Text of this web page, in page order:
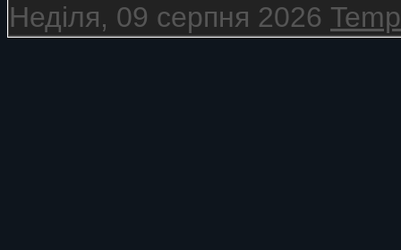
Неділя, 09 серпня 2026